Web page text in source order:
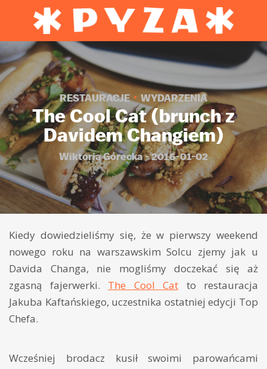
RESTAURACJE WYDARZENIA
The Cool Cat (brunch z
Davidem Changiem)
Wiktoria Górecka - 2016-01-02
Kiedy dowiedzieliśmy się, że w pierwszy weekend
nowego roku na warszawskim Solcu zjemy jak u
Davida Changa, nie mogliśmy doczekać się aż
zgasną fajerwerki. The Cool Cat to restauracja
Jakuba Kaftańskiego, uczestnika ostatniej edycji Top
Chefa.
Wcześniej brodacz kusił swoimi parowańcami